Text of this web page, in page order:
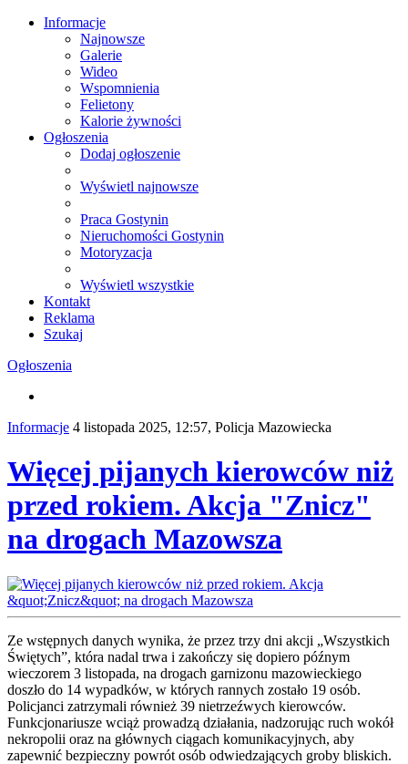
Informacje
Najnowsze
Galerie
Wideo
Wspomnienia
Felietony
Kalorie żywności
Ogłoszenia
Dodaj ogłoszenie
Wyświetl najnowsze
Praca Gostynin
Nieruchomości Gostynin
Motoryzacja
Wyświetl wszystkie
Kontakt
Reklama
Szukaj
Ogłoszenia
Informacje 4 listopada 2025, 12:57, Policja Mazowiecka
Więcej pijanych kierowców niż
przed rokiem. Akcja "Znicz"
na drogach Mazowsza
Ze wstępnych danych wynika, że przez trzy dni akcji „Wszystkich
Świętych”, która nadal trwa i zakończy się dopiero późnym
wieczorem 3 listopada, na drogach garnizonu mazowieckiego
doszło do 14 wypadków, w których rannych zostało 19 osób.
Policjanci zatrzymali również 39 nietrzeźwych kierowców.
Funkcjonariusze wciąż prowadzą działania, nadzorując ruch wokół
nekropolii oraz na głównych ciągach komunikacyjnych, aby
zapewnić bezpieczny powrót osób odwiedzających groby bliskich.